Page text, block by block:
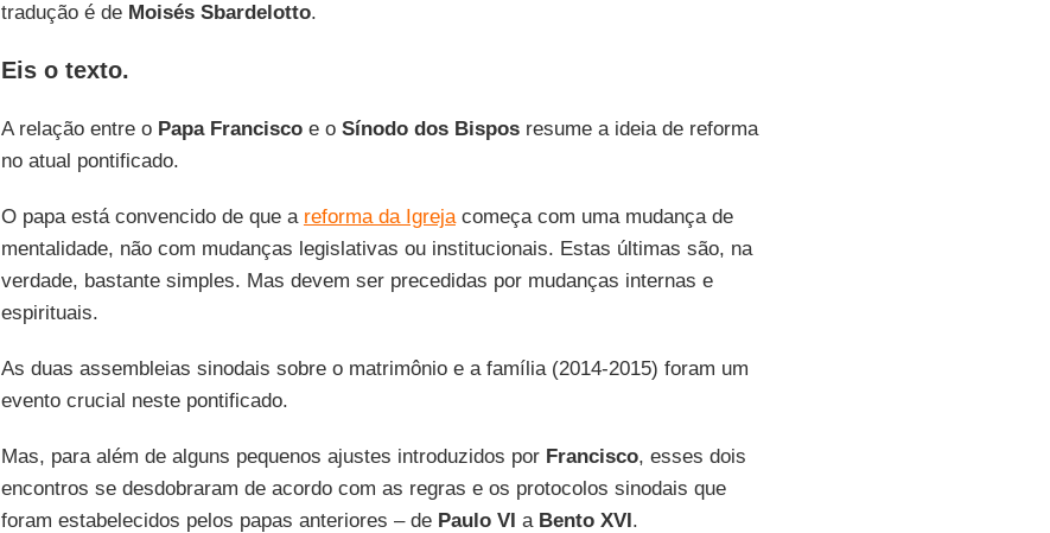
tradução é de Moisés Sbardelotto.
Eis o texto.
A relação entre o Papa Franciscoe o Sínodo dos Bisposresume a ideia de reforma
no atual pontificado.
O papa está convencido de que a reforma da Igrejacomeça com uma mudança de
mentalidade, não com mudanças legislativas ou institucionais. Estas últimas são, na
verdade, bastante simples. Mas devem ser precedidas por mudanças internas e
espirituais.
As duas assembleias sinodais sobre o matrimônio e a família (2014-2015) foram um
evento crucial neste pontificado.
Mas, para além de alguns pequenos ajustes introduzidos por Francisco, esses dois
encontros se desdobraram de acordo com as regras e os protocolos sinodais que
foram estabelecidos pelos papas anteriores – de Paulo VI a Bento XVI.